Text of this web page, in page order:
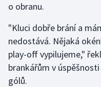
o obranu.
"Kluci dobře brání a
nedostává. Nějaká
play-off vypilujeme,"
brankářům v
gólů.